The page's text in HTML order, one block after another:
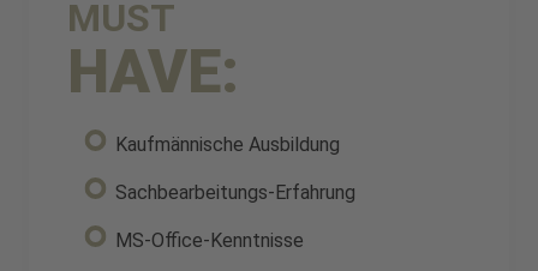
MUST
HAVE:
Kaufmännische Ausbildung
Sachbearbeitungs-Erfahrung
MS-Office-Kenntnisse